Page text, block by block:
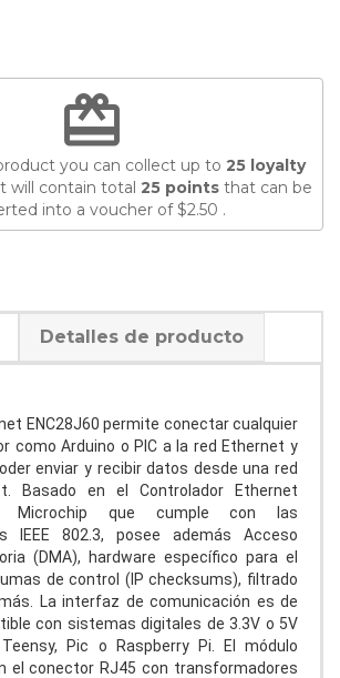
redeem
you can collect up to 25loyalty
will contain total 25 points that can be
into a voucher of$2.50 .
Detalles de producto
ENC28J60 permite conectar cualquier
como Arduino o PIC a la red Ethernet y
enviar y recibir datos desde una red
Basado en el Controlador Ethernet
Microchip que cumple con las
IEEE 802.3, posee además Acceso
(DMA), hardware específico para el
de control (IP checksums), filtrado
La interfaz de comunicación es de
con sistemas digitales de 3.3V o 5V
Pic o Raspberry Pi. El módulo
el conector RJ45 con transformadores